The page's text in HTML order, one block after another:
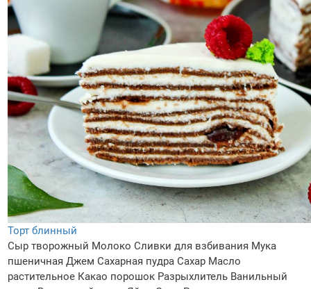
Торт блинный
Сыр творожный Молоко Сливки для взбивания Мука
пшеничная Джем Сахарная пудра Сахар Масло
растительное Какао порошок Разрыхлитель Ванильный